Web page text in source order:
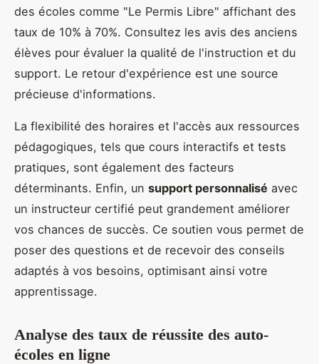
des écoles comme "Le Permis Libre" affichant des
taux de 10% à 70%. Consultez les avis des anciens
élèves pour évaluer la qualité de l'instruction et du
support. Le retour d'expérience est une source
précieuse d'informations.
La flexibilité des horaires et l'accès aux ressources
pédagogiques, tels que cours interactifs et tests
pratiques, sont également des facteurs
déterminants. Enfin, un support personnalisé avec
un instructeur certifié peut grandement améliorer
vos chances de succès. Ce soutien vous permet de
poser des questions et de recevoir des conseils
adaptés à vos besoins, optimisant ainsi votre
apprentissage.
Analyse des taux de réussite des auto-
écoles en ligne